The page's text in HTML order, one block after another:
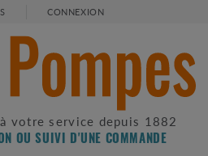
CONNEXION
votre service depuis 1882
OU SUIVI D'UNE COMMANDE